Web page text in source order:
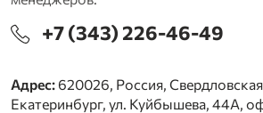
+7 (343) 226-46-49
Адрес: 620026, Россия, Свердловская
Екатеринбург, ул. Куйбышева, 44А,